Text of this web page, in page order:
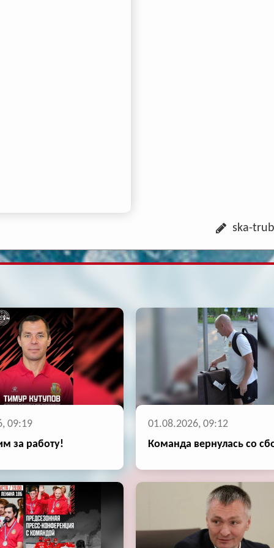
ska-
09:19
за работу!
01.08.2026, 09:12
Команда вернулась со